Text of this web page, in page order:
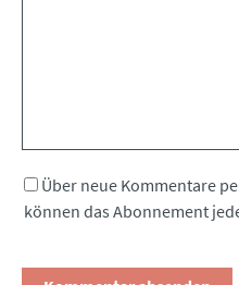
Über neue Kommentare
können das Abonnement